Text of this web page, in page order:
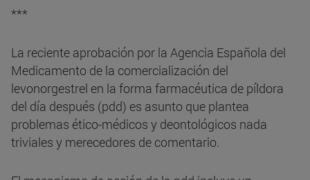
***
La reciente aprobación por la Agencia Española del
Medicamento de la comercialización del
levonorgestrel en la forma farmacéutica de píldora
del día después (pdd) es asunto que plantea
problemas ético-médicos y deontológicos nada
triviales y merecedores de comentario.